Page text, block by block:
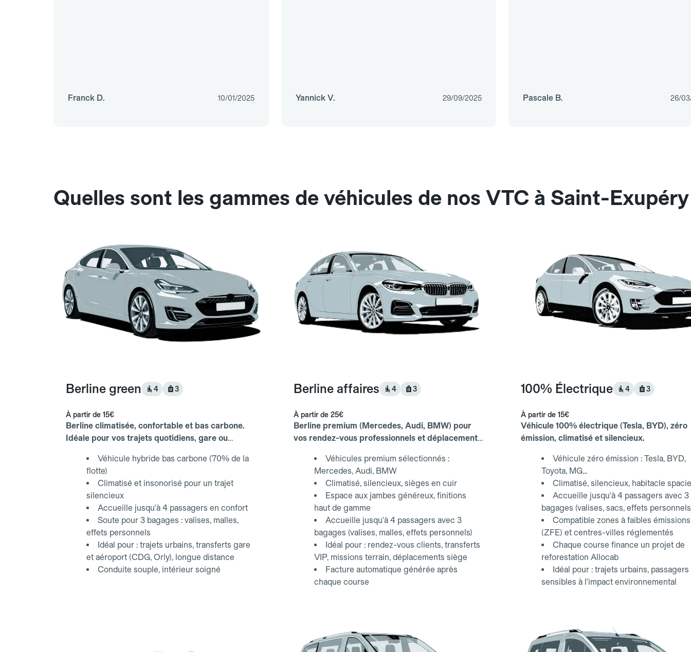
Franck D. 10/01/2025 Yannick V. 29/09/2025 Pascale B. 26/
Quelles sont les gammes de véhicules de nos VTC à Saint-
Berline green 4 3
À partir de 15€
Berline climatisée, confortable et bas carbone.
Idéale pour vos trajets quotidiens, gare ou
Véhicule hybride bas carbone (70% de la
flotte)
Climatisé et insonorisé pour un trajet
silencieux
Accueille jusqu'à 4 passagers en confort
Soute pour 3 bagages : valises, malles,
effets personnels
Idéal pour : trajets urbains, transferts gare
et aéroport (CDG, Orly), longue distance
Conduite souple, intérieur soigné
Berline affaires 4 3
À partir de 25€
Berline premium (Mercedes, Audi, BMW) pour
vos rendez-vous professionnels et déplacements
Véhicules premium sélectionnés :
Mercedes, Audi, BMW
Climatisé, silencieux, sièges en cuir
Espace aux jambes généreux, finitions
haut de gamme
Accueille jusqu'à 4 passagers avec 3
bagages (valises, malles, effets personnels)
Idéal pour : rendez-vous clients, transferts
VIP, missions terrain, déplacements siège
Facture automatique générée après
chaque course
100% Électrique 4 3
À partir de 15€
Véhicule 100% électrique (Tesla, BYD), zéro
émission, climatisé et silencieux.
Véhicule zéro émission : Tesla, BYD,
Toyota, MG...
Climatisé, silencieux, habitacle
Accueille jusqu'à 4 passagers avec 3
bagages (valises, sacs, effets
Compatible zones à faibles émissions
(ZFE) et centres-villes réglementés
Chaque course finance un projet de
reforestation Allocab
Idéal pour : trajets urbains, passagers
sensibles à l'impact environnemental